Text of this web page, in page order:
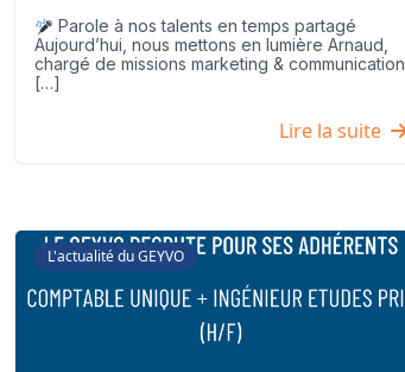
Parole à nos talents en temps partagé
Aujourd’hui, nous mettons en lumière Arnaud,
chargé de missions marketing & communication
[…]
Lire la suite
L'actualité du GEYVO